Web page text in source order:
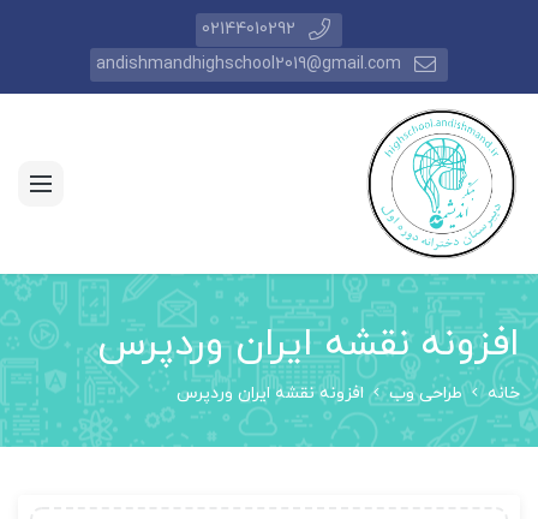
02144010292
andishmandhighschool2019@gmail.com
افزونه نقشه ایران وردپرس
خانه طراحی وب افزونه نقشه ایران وردپرس